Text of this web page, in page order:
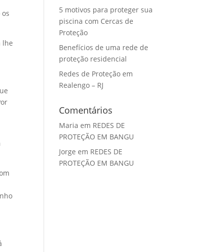
lhe
5 motivos para proteger sua
piscina com Cercas de
Proteção
Benefícios de uma rede de
proteção residencial
Redes de Proteção em
Realengo – RJ
Comentários
Maria em REDES DE
PROTEÇÃO EM BANGU
Jorge em REDES DE
PROTEÇÃO EM BANGU